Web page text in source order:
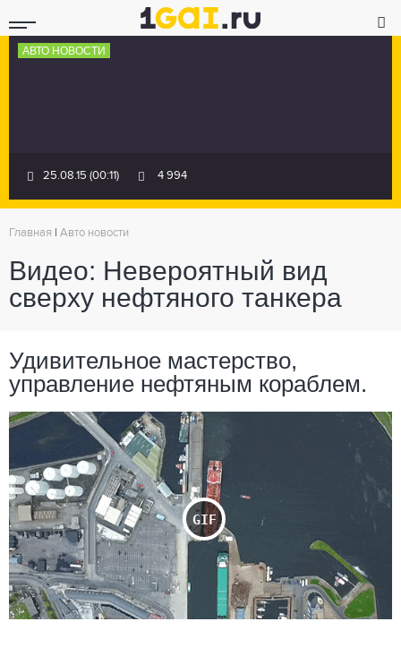
АВТО НОВОСТИ
25.08.15 (00:11) 4 994
Главная Авто новости
Видео: Невероятный вид
сверху нефтяного танкера
Удивительное мастерство,
управление нефтяным кораблем.